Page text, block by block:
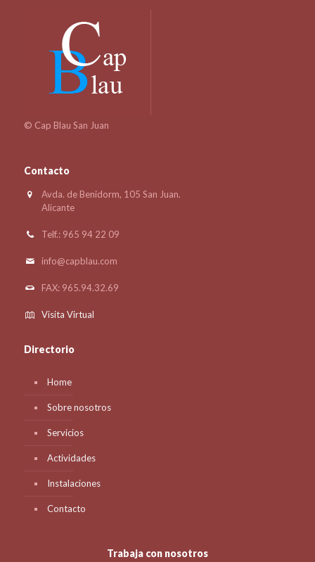
© Cap Blau San Juan
Contacto
Avda. de Benidorm, 105 San Juan.
Alicante
Telf.: 965 94 22 09
info@capblau.com
FAX: 965.94.32.69
Visita Virtual
Directorio
Home
Sobre nosotros
Servicios
Actividades
Instalaciones
Contacto
Trabaja con nosotros